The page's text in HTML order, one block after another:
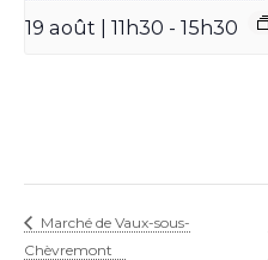
19 août | 11h30 - 15h30
Marché de Vaux-sous-
Chèvremont